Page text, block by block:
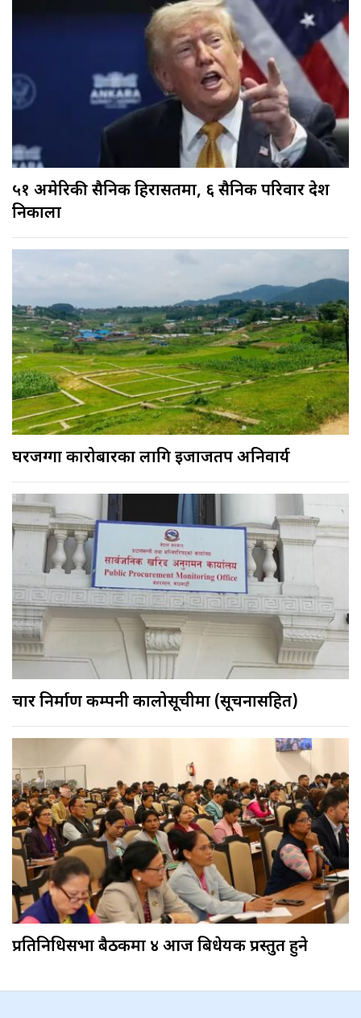
५१ अमेरिकी सैनिक हिरासतमा, ६ सैनिक परिवार देश
निकाला
घरजग्गा कारोबारका लागि इजाजतपत्र अनिवार्य
चार निर्माण कम्पनी कालोसूचीमा (सूचनासहित)
प्रतिनिधिसभा बैठकमा ४ आज बिधेयक प्रस्तुत हुने